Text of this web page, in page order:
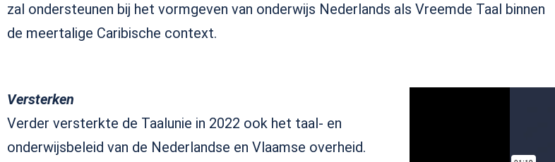
zal ondersteunen bij het vormgeven van onderwijs Nederlands als Vreemde Taal binnen
de meertalige Caribische context.
Versterken
Verder versterkte de Taalunie in 2022 ook het taal- en
onderwijsbeleid van de Nederlandse en Vlaamse overheid.